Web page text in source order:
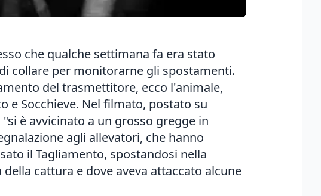
che qualche settimana fa era stato
collare per monitorarne gli spostamenti.
del trasmettitore, ecco l'animale,
e Socchieve. Nel filmato, postato su
è avvicinato a un grosso gregge in
agli allevatori, che hanno
il Tagliamento, spostandosi nella
cattura e dove aveva attaccato alcune